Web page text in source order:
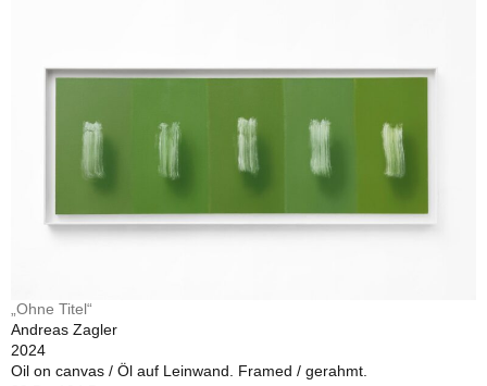
„Ohne Titel“
Andreas Zagler
2024
Oil on canvas / Öl auf Leinwand. Framed / gerahmt.